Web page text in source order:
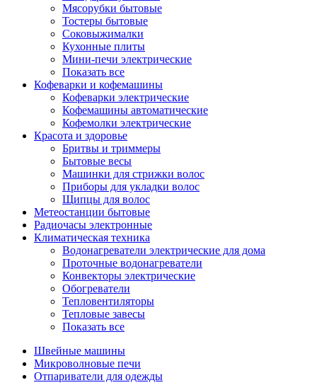
Мясорубки бытовые
Тостеры бытовые
Соковыжималки
Кухонные плиты
Мини-печи электрические
Показать все
Кофеварки и кофемашины
Кофеварки электрические
Кофемашины автоматические
Кофемолки электрические
Красота и здоровье
Бритвы и триммеры
Бытовые весы
Машинки для стрижки волос
Приборы для укладки волос
Щипцы для волос
Метеостанции бытовые
Радиочасы электронные
Климатическая техника
Водонагреватели электрические для дома
Проточные водонагреватели
Конвекторы электрические
Обогреватели
Тепловентиляторы
Тепловые завесы
Показать все
Швейные машины
Микроволновые печи
Отпариватели для одежды